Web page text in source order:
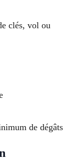
clés, vol ou
de dégâts